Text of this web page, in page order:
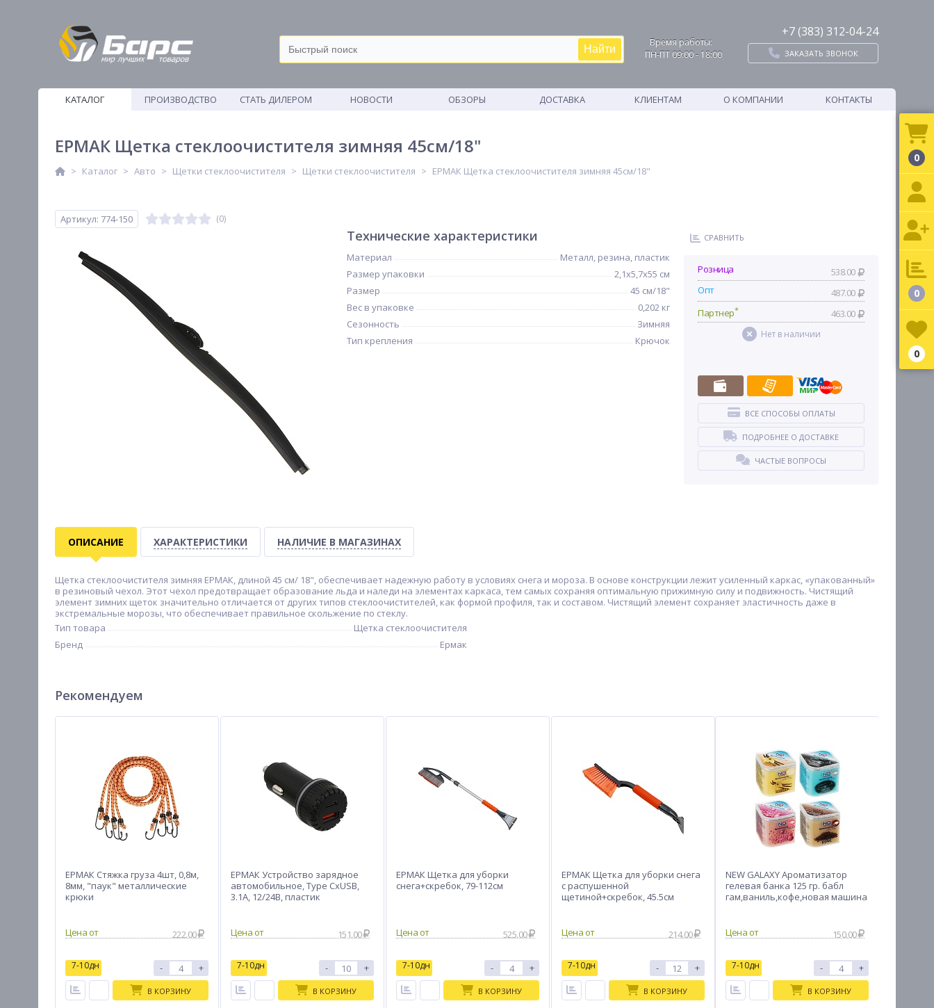
Найти
Время работы:
ПН-ПТ 09:00 - 18:00
+7 (383) 312-04-24
ЗАКАЗАТЬ ЗВОНОК
КАТАЛОГ
ПРОИЗВОДСТВО
СТАТЬ ДИЛЕРОМ НОВОСТИ ОБЗОРЫ ДОСТАВКА КЛИЕНТАМ О КОМПАНИИ КОНТАКТЫ
ЕРМАК Щетка стеклоочистителя зимняя 45см/18"
Каталог Авто Щетки стеклоочистителя Щетки стеклоочистителя ЕРМАК Щетка стеклоочистителя зимняя 45см/18"
Артикул: 774-150 (0)
Технические характеристики
Материал
Металл, резина, пластик
Размер упаковки
2,1x5,7x55 см
Размер
45 см/18"
Вес в упаковке
0,202 кг
Сезонность
Зимняя
Тип крепления
Крючок
СРАВНИТЬ
Розница
538.00
Опт
487.00
Партнер* 463.00
Нет в наличии
ВСЕ СПОСОБЫ ОПЛАТЫ
ПОДРОБНЕЕ О ДОСТАВКЕ
ЧАСТЫЕ ВОПРОСЫ
ОПИСАНИЕ ХАРАКТЕРИСТИКИ НАЛИЧИЕ В МАГАЗИНАХ
Щетка стеклоочистителя зимняя ЕРМАК, длиной 45 см/ 18", обеспечивает надежную работу в условиях снега и мороза. В основе конструкции лежит усиленный каркас, «упакованный»
в резиновый чехол. Этот чехол предотвращает образование льда и наледи на элементах каркаса, тем самых сохраняя оптимальную прижимную силу и подвижность. Чистящий
элемент зимних щеток значительно отличается от других типов стеклоочистителей, как формой профиля, так и составом. Чистящий элемент сохраняет эластичность даже в
экстремальные морозы, что обеспечивает правильное скольжение по стеклу.
Тип товара
Щетка стеклоочистителя
Бренд
Ермак
Рекомендуем
ЕРМАК Стяжка груза 4шт, 0,8м,
8мм, "паук" металлические
крюки
222.00
7-10дн - +
В КОРЗИНУ
ЕРМАК Устройство зарядное
автомобильное, Type CxUSB,
3.1А, 12/24В, пластик
151.00
7-10дн - +
В КОРЗИНУ
ЕРМАК Щетка для уборки
снега+скребок, 79-112см
525.00
7-10дн - +
В КОРЗИНУ
ЕРМАК Щетка для уборки снега
с распушенной
щетиной+скребок, 45.5см
214.00
7-10дн - +
В КОРЗИНУ
NEW GALAXY Ароматизатор
гелевая банка 125 гр. бабл
гам,ваниль,кофе,новая машина
150.00
7-10дн - +
В КОРЗИНУ
0
0
0